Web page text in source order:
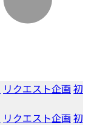
リクエスト企画 初
リクエスト企画 初